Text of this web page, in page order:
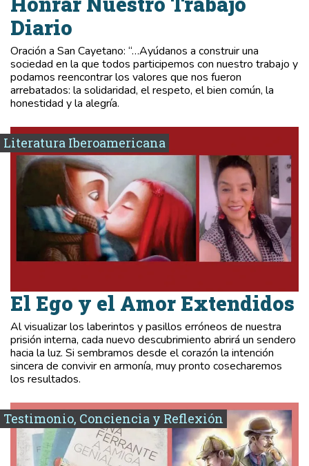
Diario
Oración a San Cayetano: “…Ayúdanos a construir una
sociedad en la que todos participemos con nuestro trabajo y
podamos reencontrar los valores que nos fueron
arrebatados: la solidaridad, el respeto, el bien común, la
honestidad y la alegría.
Literatura Iberoamericana
El Ego y el Amor Extendidos
Al visualizar los laberintos y pasillos erróneos de nuestra
prisión interna, cada nuevo descubrimiento abrirá un sendero
hacia la luz. Si sembramos desde el corazón la intención
sincera de convivir en armonía, muy pronto cosecharemos
los resultados.
Testimonio, Conciencia y Reflexión